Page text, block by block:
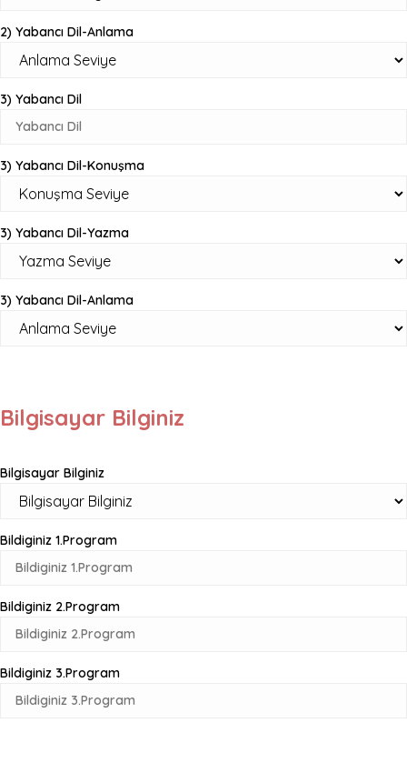
2) Yabancı Dil-Anlama
3) Yabancı Dil
3) Yabancı Dil-Konuşma
3) Yabancı Dil-Yazma
3) Yabancı Dil-Anlama
Bilgisayar Bilginiz
Bilgisayar Bilginiz
Bildiginiz 1.Program
Bildiginiz 2.Program
Bildiginiz 3.Program